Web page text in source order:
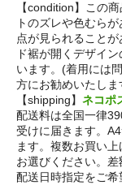
【condition】この
トのズレや色むら
点が見られること
ド裾が開くデザイ
います。(着用には
方にお勧めいたしま
【shipping】 ネコポ
配送料は全国一律
受けに届きます。
ます。複数お買い
お選びください。差
配送日時指定をご